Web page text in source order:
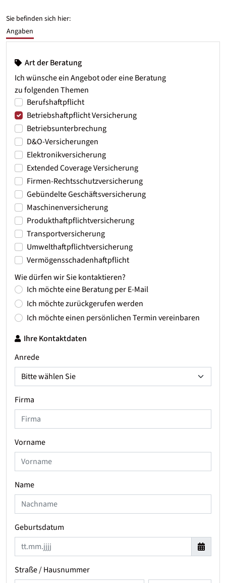
Sie befinden sich hier:
Angaben
Art der Beratung
Ich wünsche ein Angebot oder eine Beratung
zu folgenden Themen
Berufshaftpflicht
Betriebshaftpflicht Versicherung
Betriebsunterbrechung
D&O-Versicherungen
Elektronikversicherung
Extended Coverage Versicherung
Firmen-Rechtsschutzversicherung
Gebündelte Geschäftsversicherung
Maschinenversicherung
Produkthaftpflichtversicherung
Transportversicherung
Umwelthaftpflichtversicherung
Vermögensschadenhaftpflicht
Wie dürfen wir Sie kontaktieren?
Ich möchte eine Beratung per E-Mail
Ich möchte zurückgerufen werden
Ich möchte einen persönlichen Termin vereinbaren
Ihre Kontaktdaten
Anrede
Firma
Vorname
Name
Geburtsdatum
Straße / Hausnummer